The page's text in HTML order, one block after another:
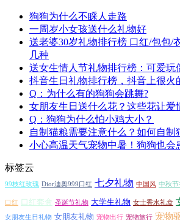
狗狗为什么不睬人走路
一周岁小女孩送什么礼物好
送老婆30岁礼物排行榜 口红/包包/
几种
送女生情人节礼物排行榜：可爱玩
抖音生日礼物排行榜，抖音上很火
Q：为什么有的狗狗会跳舞?
女朋友生日送什么花？这些花让爱
Q：狗狗为什么怕小鸡大小？
自制猫粮需要注意什么？如何自制
小心高温天气宠物中暑！狗狗也会
标签云
99枝红玫瑰 Dior迪奥999口红 七夕礼物 中国风 中秋节
口红 口红套盒 圣诞节礼物 大学生礼物 女士香水礼盒
女朋友生日礼物 女朋友礼物 宠物出行 宠物旅行 宠物